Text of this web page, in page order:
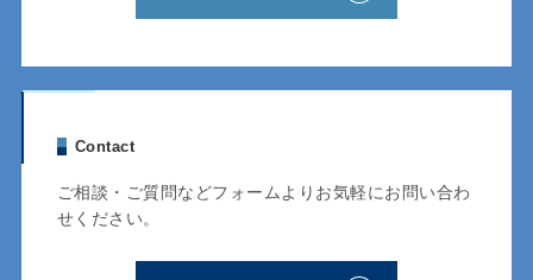
Contact
ご相談・ご質問などフォームよりお気軽にお問い合わ
せください。